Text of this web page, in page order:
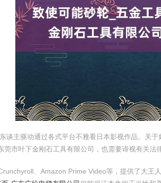
谈主驱动通过各式平台不雅看日本影视作品。关
市叶下金刚石工具有限公司，也需要谛视有关法
、Amazon Prime Video等，提供了大王